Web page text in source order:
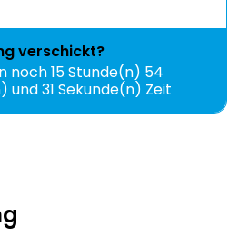
verschickt?
noch15 Stunde(n) 54
und 29 Sekunde(n) Zeit